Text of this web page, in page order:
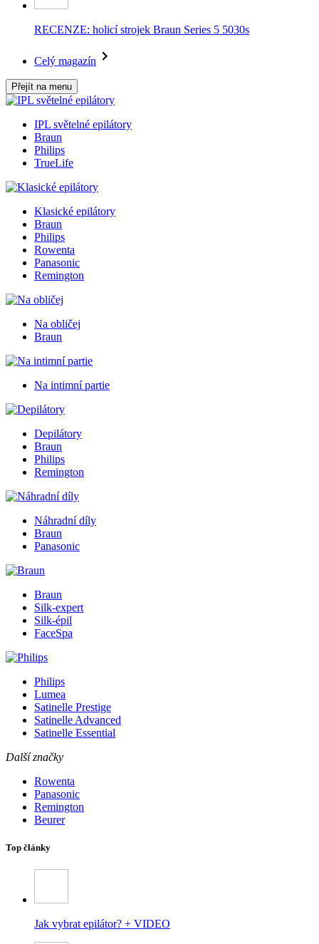
RECENZE: holicí strojek Braun Series 5 5030s
Celý magazín
Přejít na menu
IPL světelné epilátory
Braun
Philips
TrueLife
Klasické epilátory
Braun
Philips
Rowenta
Panasonic
Remington
Na obličej
Braun
Na intimní partie
Depilátory
Braun
Philips
Remington
Náhradní díly
Braun
Panasonic
Braun
Silk-expert
Silk-épil
FaceSpa
Philips
Lumea
Satinelle Prestige
Satinelle Advanced
Satinelle Essential
Další značky
Rowenta
Panasonic
Remington
Beurer
Top články
Jak vybrat epilátor? + VIDEO